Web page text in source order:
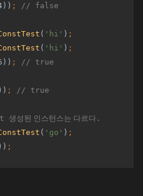
; // false
( 'hi' ) ;
( 'hi' ) ;
; // true
; // true
생성된 인스턴스는 다르다 .
( 'go' ) ;
;